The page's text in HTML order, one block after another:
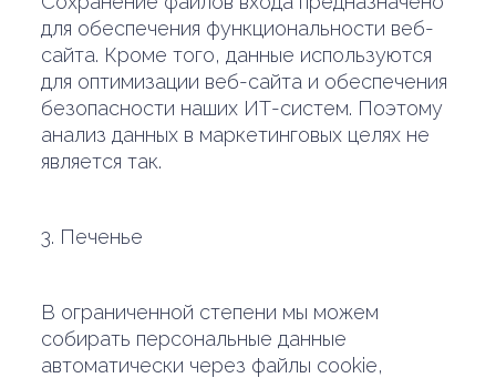
для обеспечения функциональности веб-
сайта. Кроме того, данные используются
для оптимизации веб-сайта и обеспечения
безопасности наших ИТ-систем. Поэтому
анализ данных в маркетинговых целях не
является так.
3. Печенье
В ограниченной степени мы можем
собирать персональные данные
автоматически через файлы cookie,